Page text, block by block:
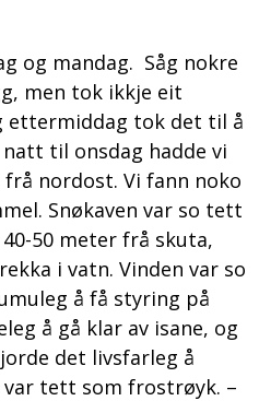
og mandag. Såg nokre
men tok ikkje eit
ettermiddag tok det til å
til onsdag hadde vi
nordost. Vi fann noko
Snøkaven var so tett
50 meter frå skuta,
i vatn. Vinden var so
å få styring på
å gå klar av isane, og
det livsfarleg å
tett som frostrøyk. –